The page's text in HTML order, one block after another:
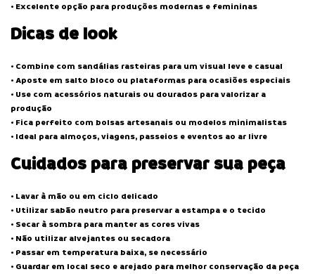
• Excelente opção para produções modernas e femininas
Dicas de look
• Combine com sandálias rasteiras para um visual leve e casual
• Aposte em salto bloco ou plataformas para ocasiões especiais
• Use com acessórios naturais ou dourados para valorizar a
produção
• Fica perfeito com bolsas artesanais ou modelos minimalistas
• Ideal para almoços, viagens, passeios e eventos ao ar livre
Cuidados para preservar sua peça
• Lavar à mão ou em ciclo delicado
• Utilizar sabão neutro para preservar a estampa e o tecido
• Secar à sombra para manter as cores vivas
• Não utilizar alvejantes ou secadora
• Passar em temperatura baixa, se necessário
• Guardar em local seco e arejado para melhor conservação da peça